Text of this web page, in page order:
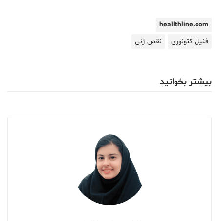
heallthline.com
فنیل کتونوری
نقص ژنی
بیشتر بخوانید